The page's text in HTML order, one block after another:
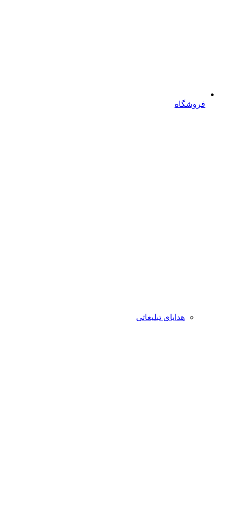
فروشگاه
هدایای تبلیغاتی